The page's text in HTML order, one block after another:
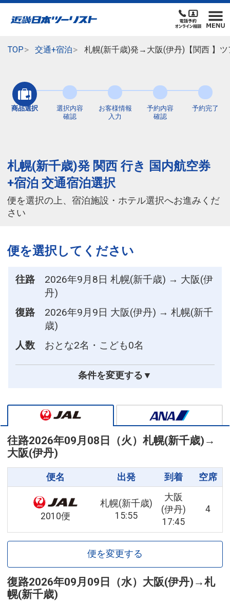
TOP 交通+宿泊 札幌(新千歳)発→大阪(伊丹)【関西 】
商品選択
選択内容
確認
お客様情報
入力
予約内容
確認
予約完了
札幌(新千歳)発 関西 行き 国内航空券
+宿泊 交通宿泊選択
便を選択の上、宿泊施設・ホテル選択へお進みくだ
さい
便を選択してください
往路
2026年9月8日 札幌(新千歳) → 大阪(伊
丹)
復路
2026年9月9日 大阪(伊丹) → 札幌(新千
歳)
人数
おとな2名・こども0名
条件を変更する▼
往路2026年09月08日（火） 札幌(新千歳) →
大阪(伊丹)
便名 出発 到着 空席
2010便
札幌(新千歳)
15:55
大阪
(伊丹)
17:45
4
便を変更する
復路2026年09月09日（水） 大阪(伊丹) →札
幌(新千歳)